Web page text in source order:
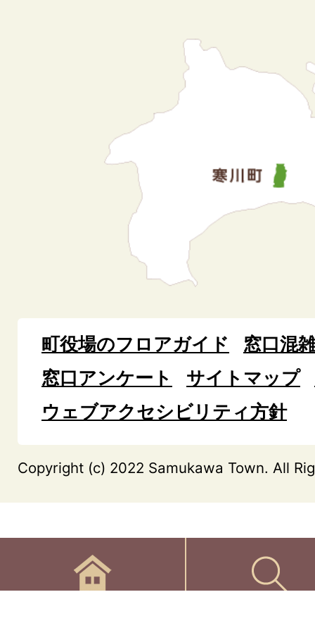
町役場のフロアガイド
窓口混
窓口アンケート
サイトマップ
ウェブアクセシビリティ方針
Copyright (c) 2022 Samukawa Town. All